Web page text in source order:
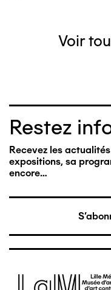
Voir
Restez
Recevez les
expositions, sa
encore…
Image